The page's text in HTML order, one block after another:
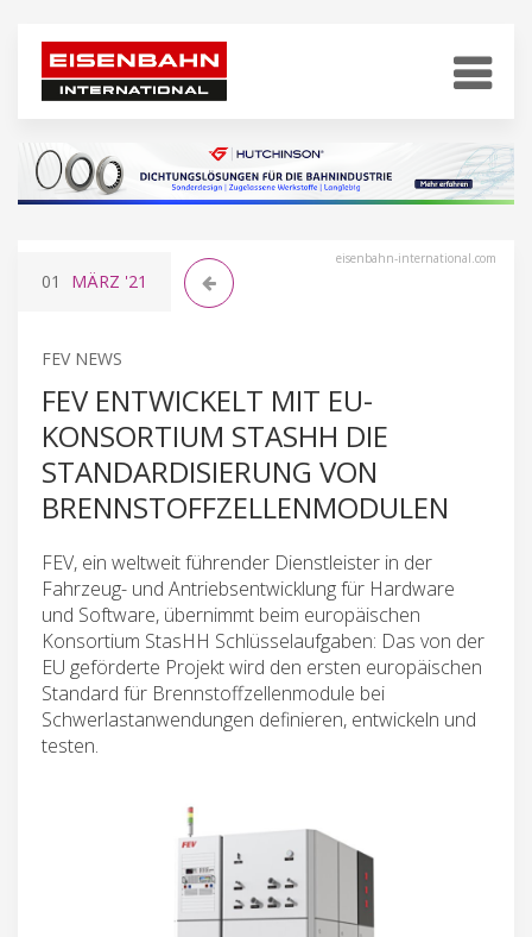
eisenbahn-international.com
01 MÄRZ '21
FEV NEWS
FEV ENTWICKELT MIT EU-
KONSORTIUM STASHH DIE
STANDARDISIERUNG VON
BRENNSTOFFZELLENMODULEN
FEV, ein weltweit führender Dienstleister in der
Fahrzeug- und Antriebsentwicklung für Hardware
und Software, übernimmt beim europäischen
Konsortium StasHH Schlüsselaufgaben: Das von der
EU geförderte Projekt wird den ersten europäischen
Standard für Brennstoffzellenmodule bei
Schwerlastanwendungen definieren, entwickeln und
testen.